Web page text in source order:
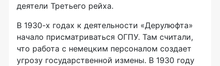
деятели Третьего рейха.
В 1930-х годах к деятельности «Дерулюфта»
начало присматриваться ОГПУ. Там считали,
что работа с немецким персоналом создает
угрозу государственной измены. В 1930 году